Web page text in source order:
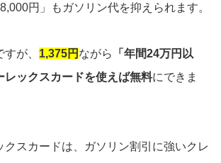
円」もガソリン代を抑えられます。
が、 1,375円 ながら
「年間24万円以
レックスカードを使えば無料にできま
クスカードは、ガソリン割引に強いクレ